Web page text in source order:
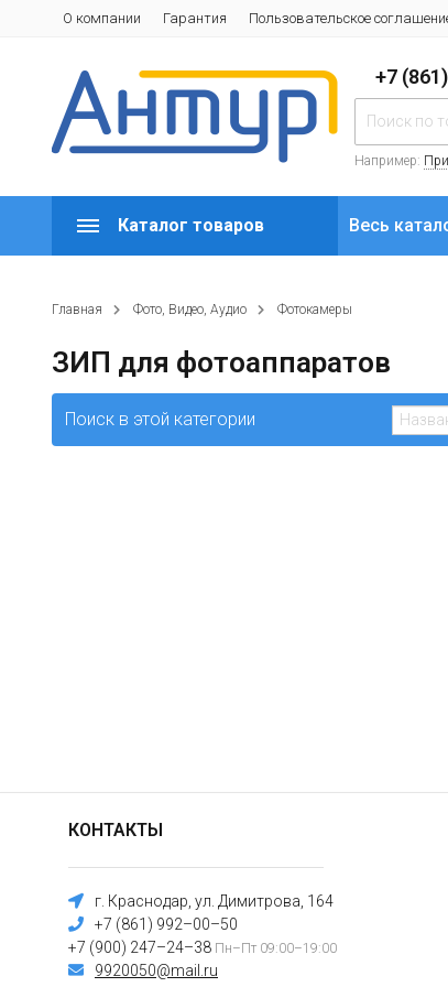
О компании Гарантия Пользовательское
+7
Например:
Каталог товаров Весь
Главная Фото, Видео, Аудио Фотокамеры
ЗИП для фотоаппаратов
Поиск в этой категории
КОНТАКТЫ
г. Краснодар, ул. Димитрова, 164
+7 (861) 992–00–50
+7 (900) 247–24–38 Пн–Пт 09:00–19:00
9920050@mail.ru